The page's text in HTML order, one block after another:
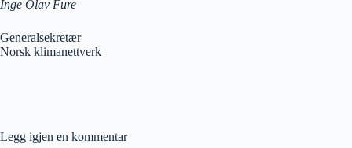
Inge Olav Fure
Generalsekretær
Norsk klimanettverk
Legg igjen en kommentar